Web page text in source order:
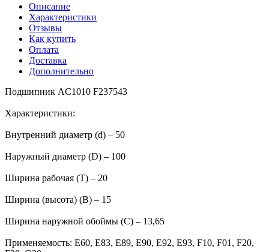
Описание
Характеристики
Отзывы
Как купить
Оплата
Доставка
Дополнительно
Подшипник AC1010 F237543
Характеристики:
Внутренний диаметр (d) – 50
Наружный диаметр (D) – 100
Ширина рабочая (T) – 20
Ширина (высота) (B) – 15
Ширина наружной обоймы (C) – 13,65
Применяемость: E60, E83, E89, E90, E92, E93, F10, F01, F20,